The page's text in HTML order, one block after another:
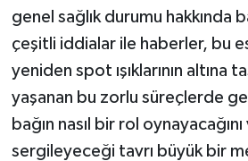
genel sağlık durumu hakkında
çeşitli iddialar ile haberler, bu
yeniden spot ışıklarının altına
yaşanan bu zorlu süreçlerde
bağın nasıl bir rol oynayacağını
sergileyeceği tavrı büyük bir